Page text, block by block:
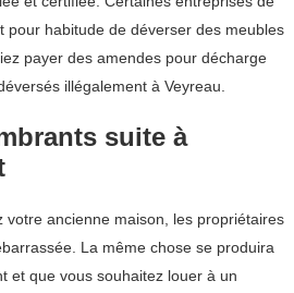
pour habitude de déverser des meubles
payer des amendes pour décharge
illégalement à Veyreau.
suite à
votre ancienne maison, les propriétaires
La même chose se produira
et que vous souhaitez louer à un